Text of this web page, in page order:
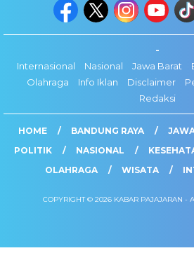
-
Internasional
Nasional Jawa Barat
Olahraga
Info Iklan Disclaimer
Redaksi
HOME BANDUNG RAYA
POLITIK
NASIONAL
OLAHRAGA
WISATA
COPYRIGHT © 2026 KABAR PAJAJARAN -